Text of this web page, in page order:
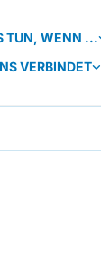
TUN, WENN ...
VERBINDET